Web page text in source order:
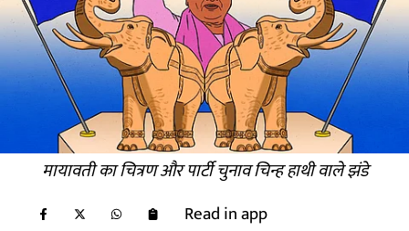
मायावती का चित्रण और पार्टी चुनाव चिन्ह हाथी वाले झंडे
Read in app